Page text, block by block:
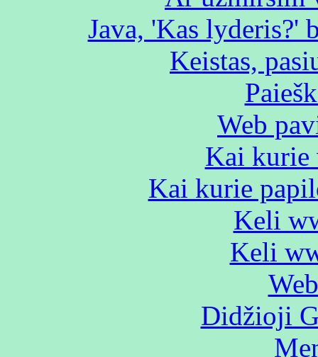
Java, 'Kas lyderis?'
Keistas,
Web
Kai kurie
Kai kurie
Keli
Keli
Didžioji